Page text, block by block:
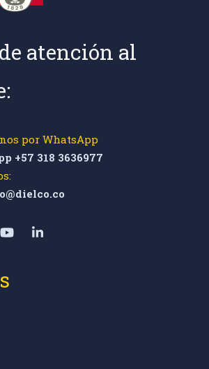
atención al
por WhatsApp
+57 318 3636977